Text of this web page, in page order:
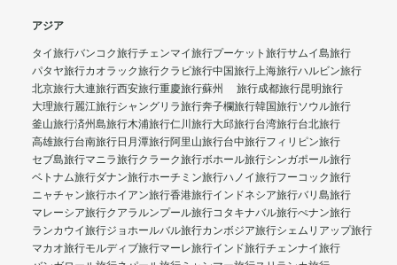
アジア
タイ旅行バンコク旅行チェンマイ旅行プーケット旅行サムイ島旅行
パタヤ旅行カオラック旅行クラビ旅行中国旅行上海旅行ハルビン旅行
北京旅行大連旅行西安旅行重慶旅行蘇州 旅行成都旅行昆明旅行
大理旅行麗江旅行シャングリラ旅行奔子欄旅行韓国旅行ソウル旅行
釜山旅行済州島旅行木浦旅行仁川旅行大邱旅行台湾旅行台北旅行
高雄旅行台南旅行日月潭旅行阿里山旅行台中旅行フィリピン旅行
セブ島旅行マニラ旅行クラーク旅行ボホール旅行シンガポール旅行
ベトナム旅行ダナン旅行ホーチミン旅行ハノイ旅行フーコック旅行
ニャチャン旅行ホイアン旅行香港旅行インドネシア旅行バリ島旅行
マレーシア旅行クアラルンプール旅行コタキナバル旅行ぺナン旅行
ランカウイ旅行ジョホールバル旅行カンボジア旅行シェムリアップ旅行
マカオ旅行モルディブ旅行マーレ旅行インド旅行チェンナイ旅行